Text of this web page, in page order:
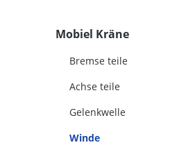
Mobiel Kräne
Bremse teile
Achse teile
Gelenkwelle
Winde